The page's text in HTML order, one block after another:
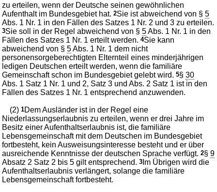
zu erteilen, wenn der Deutsche seinen gewöhnlichen
Aufenthalt im Bundesgebiet hat.2Sie ist abweichend von §5
Abs. 1 Nr. 1 in den Fällen des Satzes 1 Nr. 2 und 3 zu erteilen.
3Sie soll in der Regel abweichend von §5Abs. 1 Nr. 1 in den
Fällen des Satzes 1 Nr. 1 erteilt werden.4Sie kann
abweichend von §5Abs. 1 Nr. 1 dem nicht
personensorgeberechtigten Elternteil eines minderjährigen
ledigen Deutschen erteilt werden, wenn die familiäre
Gemeinschaft schon im Bundesgebiet gelebt wird.5§30
Abs. 1 Satz 1 Nr. 1 und 2, Satz 3 und Abs. 2 Satz 1 ist in den
Fällen des Satzes 1 Nr. 1 entsprechend anzuwenden.
(2)1Dem Ausländer ist in der Regel eine
Niederlassungserlaubnis zu erteilen, wenn er drei Jahre im
Besitz einer Aufenthaltserlaubnis ist, die familiäre
Lebensgemeinschaft mit dem Deutschen im Bundesgebiet
fortbesteht, kein Ausweisungsinteresse besteht und er über
ausreichende Kenntnisse der deutschen Sprache verfügt.2§9
Absatz 2 Satz 2 bis 5 gilt entsprechend.3 Im Übrigen wird die
Aufenthaltserlaubnis verlängert, solange die familiäre
Lebensgemeinschaft fortbesteht.